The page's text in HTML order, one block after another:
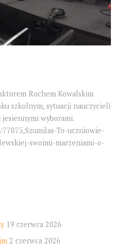
Rochem Kowalskim
szkolnym, sytuacji nauczycieli
wyborami.
To-uczniowie-
swoimi-marzeniami-o-
19 czerwca 2026
2 czerwca 2026